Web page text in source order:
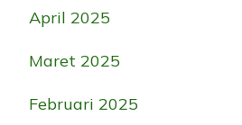
April 2025
Maret 2025
Februari 2025